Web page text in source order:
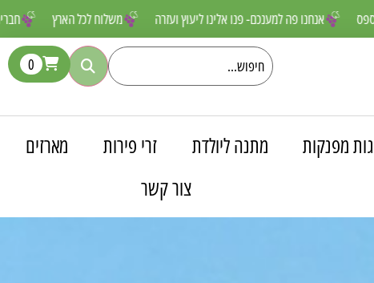
משלוח לכל אנחנו פה למענכם- פנו אלינו ליעוץ ועזרה שאסור לפספס
0
מפנקות מתנה ליולדת זרי פירות
מארזים
צור קשר